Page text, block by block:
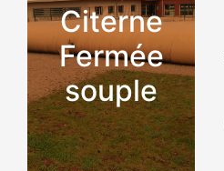
Citerne
Fermée
souple